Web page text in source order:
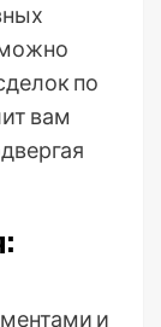
по
вам
и